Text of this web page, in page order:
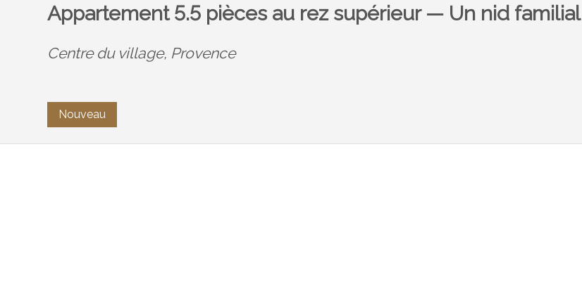
Appartement 5.5 pièces au rez supérieur — Un nid familial
Centre du village, Provence
Nouveau